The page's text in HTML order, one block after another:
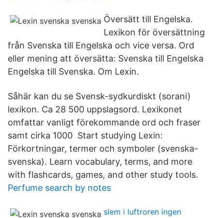
Översätt till Engelska.
Lexikon för översättning
från Svenska till Engelska och vice versa. Ord
eller mening att översätta: Svenska till Engelska
Engelska till Svenska. Om Lexin.
Såhär kan du se Svensk-sydkurdiskt (sorani)
lexikon. Ca 28 500 uppslagsord. Lexikonet
omfattar vanligt förekommande ord och fraser
samt cirka 1000 Start studying Lexin:
Förkortningar, termer och symboler (svenska-
svenska). Learn vocabulary, terms, and more
with flashcards, games, and other study tools.
Perfume search by notes
slem i luftroren ingen